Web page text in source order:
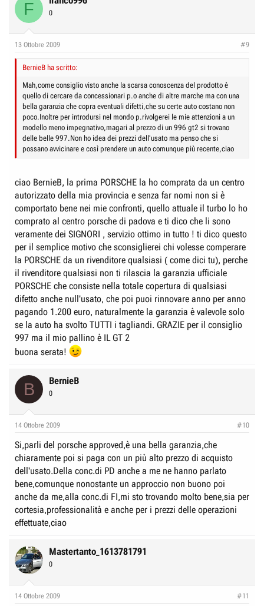
F 0
13 Ottobre 2009 #9
BernieB ha scritto:
Mah,come consiglio visto anche la scarsa conoscenza del prodotto è
quello di cercare da concessionari p.o anche di altre marche ma con una
bella garanzia che copra eventuali difetti,che su certe auto costano non
poco.Inoltre per introdursi nel mondo p.rivolgerei le mie attenzioni a un
modello meno impegnativo,magari al prezzo di un 996 gt2 si trovano
delle belle 997.Non ho idea dei prezzi dell'usato ma penso che si
possano avvicinare e così prendere un auto comunque più recente,ciao
ciao BernieB, la prima PORSCHE la ho comprata da un centro
autorizzato della mia provincia e senza far nomi non si è
comportato bene nei mie confronti, quello attuale il turbo lo ho
comprato al centro porsche di padova e ti dico che li sono
veramente dei SIGNORI , servizio ottimo in tutto ! ti dico questo
per il semplice motivo che sconsiglierei chi volesse comperare
la PORSCHE da un rivenditore qualsiasi ( come dici tu), perche
il rivenditore qualsiasi non ti rilascia la garanzia ufficiale
PORSCHE che consiste nella totale copertura di qualsiasi
difetto anche null'usato, che poi puoi rinnovare anno per anno
pagando 1.200 euro, naturalmente la garanzia è valevole solo
se la auto ha svolto TUTTI i tagliandi. GRAZIE per il consiglio
997 ma il mio pallino è IL GT 2
buona serata!
B BernieB
0
14 Ottobre 2009 #10
Si,parli del porsche approved,è una bella garanzia,che
chiaramente poi si paga con un più alto prezzo di acquisto
dell'usato.Della conc.di PD anche a me ne hanno parlato
bene,comunque nonostante un approccio non buono poi
anche da me,alla conc.di FI,mi sto trovando molto bene,sia per
cortesia,professionalità e anche per i prezzi delle operazioni
effettuate,ciao
Mastertanto_1613781791
0
14 Ottobre 2009 #11